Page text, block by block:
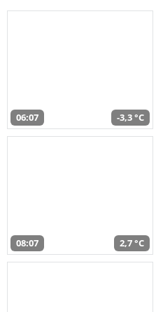
06:07 -3,3 °C
08:07 2,7 °C